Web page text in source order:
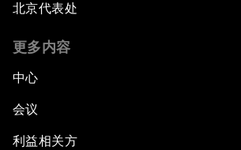
北京代表处
更多内容
中心
会议
利益相关方